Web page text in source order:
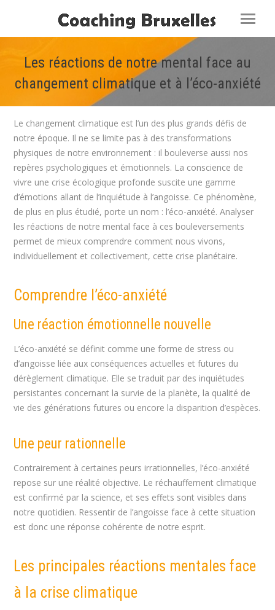
Les réactions de notre mental face au
changement climatique et à l’éco-anxiété
Le changement climatique est l’un des plus grands défis de
notre époque. Il ne se limite pas à des transformations
physiques de notre environnement : il bouleverse aussi nos
repères psychologiques et émotionnels. La conscience de
vivre une crise écologique profonde suscite une gamme
d’émotions allant de l’inquiétude à l’angoisse. Ce phénomène,
de plus en plus étudié, porte un nom : l’éco-anxiété. Analyser
les réactions de notre mental face à ces bouleversements
permet de mieux comprendre comment nous vivons,
individuellement et collectivement, cette crise planétaire.
Comprendre l’éco-anxiété
Une réaction émotionnelle nouvelle
L’éco-anxiété se définit comme une forme de stress ou
d’angoisse liée aux conséquences actuelles et futures du
dérèglement climatique. Elle se traduit par des inquiétudes
persistantes concernant la survie de la planète, la qualité de
vie des générations futures ou encore la disparition d’espèces.
Une peur rationnelle
Contrairement à certaines peurs irrationnelles, l’éco-anxiété
repose sur une réalité objective. Le réchauffement climatique
est confirmé par la science, et ses effets sont visibles dans
notre quotidien. Ressentir de l’angoisse face à cette situation
est donc une réponse cohérente de notre esprit.
Les principales réactions mentales face
à la crise climatique